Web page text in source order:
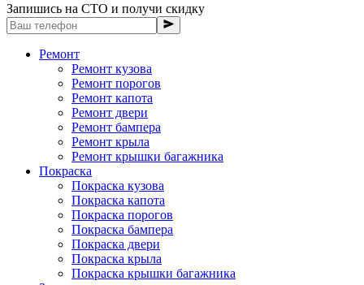
Запишись на СТО и получи скидку
Ремонт
Ремонт кузова
Ремонт порогов
Ремонт капота
Ремонт двери
Ремонт бампера
Ремонт крыла
Ремонт крышки багажника
Покраска
Покраска кузова
Покраска капота
Покраска порогов
Покраска бампера
Покраска двери
Покраска крыла
Покраска крышки багажника